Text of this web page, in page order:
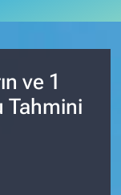
ve 1
Tahmini